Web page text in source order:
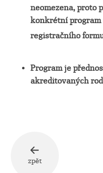
neomezena, proto
konkrétní
registračního
Program je
akreditovaných
zpět